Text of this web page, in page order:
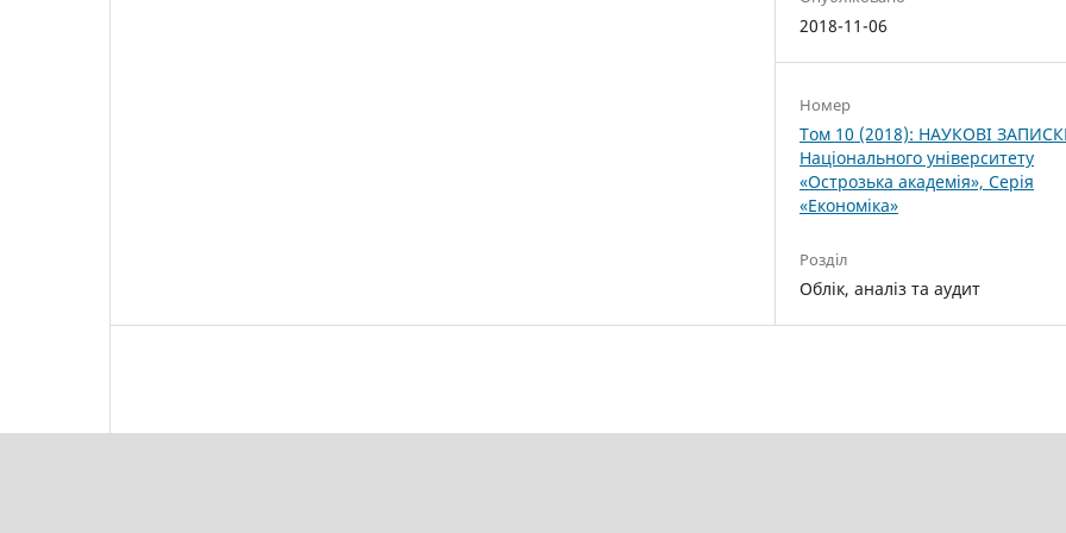
2018-11-06
Номер
Том 10 (2018): НАУКОВІ
Національного університету
«Острозька акаде­мія», Серія
«Економіка»
Розділ
Облік, аналіз та аудит